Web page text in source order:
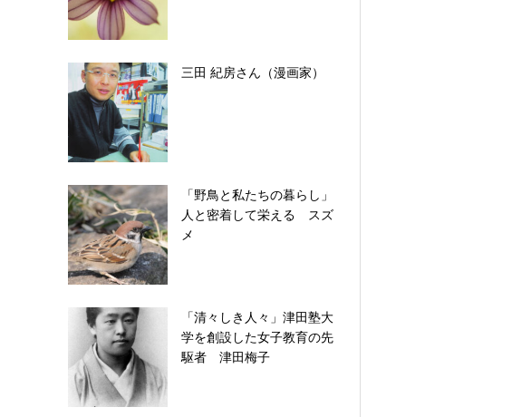
三田 紀房さん（漫画家）
「野鳥と私たちの暮らし」
人と密着して栄える スズ
メ
「清々しき人々」津田塾大
学を創設した女子教育の先
駆者 津田梅子